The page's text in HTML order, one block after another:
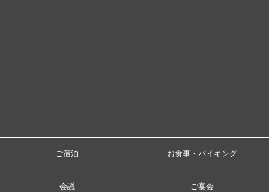
ご宿泊 お食事・バイキング
会議 ご宴会